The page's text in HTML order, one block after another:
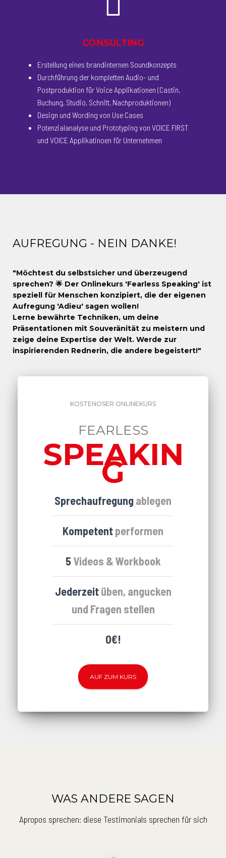
CONSULTING
Erstellung eines brandinternen Soundkonzepts
Durchführung der kompletten Audio- und
Postproduktion für Voice Applikationen (Castin,
Buchung, Studio, Schnitt, Nachproduktionen)
Design und Wording von Use Cases
Potenzialanalyse und Prototyping von VOICE FIRST
und VOICE Applikatinoen für Unternehmen
AUFREGUNG - NEIN DANKE!
"Möchtest du selbstsicher und überzeugend
sprechen? 🌟 Der Onlinekurs 'Fearless Speaking' ist
speziell für Menschen konzipiert, die der eigenen
Aufregung 'Adieu' sagen wollen!
Lerne bewährte Techniken, um deine
Präsentationen mit Souveränität zu meistern und
zeige deine Expertise der Welt. Werde zur
inspirierenden Rednerin, die andere begeistert!"
KOSTENOSER ONLINEKURS
FEARLESS
SPEAKIN
G
Sprechaufregung ablegen
Kompetentperformen
5 Videos & Workbook
Jederzeitüben, angucken
und Fragen stellen
0€!
AUF ZUM KURS
WAS ANDERE SAGEN
Apropos sprechen: diese Testimonials sprechen für sich